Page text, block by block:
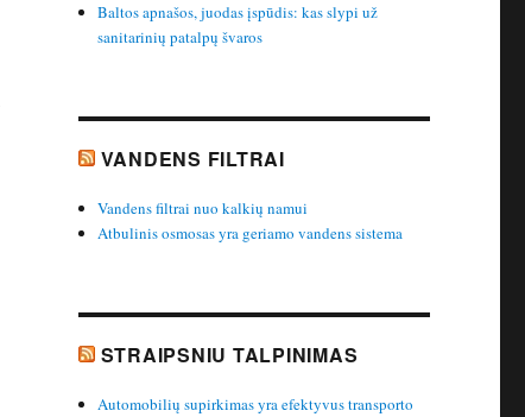
Baltos apnašos, juodas įspūdis: kas slypi už
sanitarinių patalpų švaros
VANDENS FILTRAI
Vandens filtrai nuo kalkių namui
Atbulinis osmosas yra geriamo vandens sistema
STRAIPSNIU TALPINIMAS
Automobilių supirkimas yra efektyvus transporto